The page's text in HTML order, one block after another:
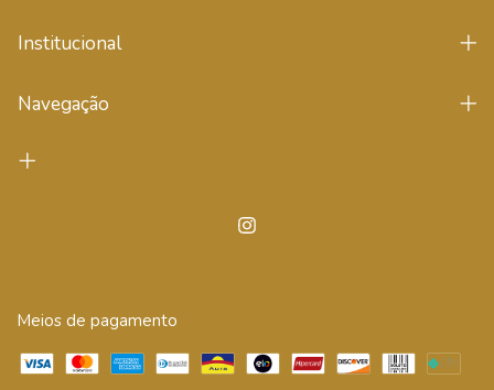
Institucional
Navegação
Meios de pagamento